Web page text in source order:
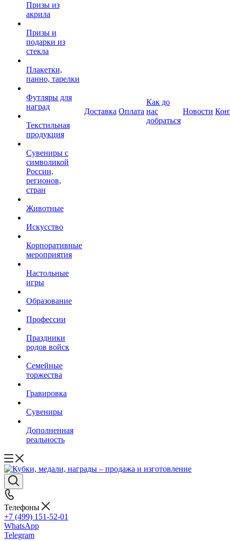
Призы из
акрила
Призы и
подарки из
стекла
Плакетки,
панно, тарелки
Футляры для
наград
Текстильная
продукция
Сувениры с
символикой
России,
регионов,
стран
Животные
Искусство
Корпоративные
мероприятия
Настольные
игры
Образование
Профессии
Праздники
родов войск
Семейные
торжества
Гравировка
Сувениры
Дополненная
реальность
Доставка Оплата
Как до
нас
добраться
Новости
Телефоны
+7 (499) 151-52-01
WhatsApp
Telegram